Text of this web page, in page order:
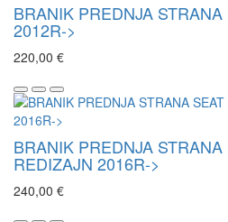
BRANIK PREDNJA
2012R->
220,00 €
BRANIK PREDNJA
REDIZAJN 2016R->
240,00 €